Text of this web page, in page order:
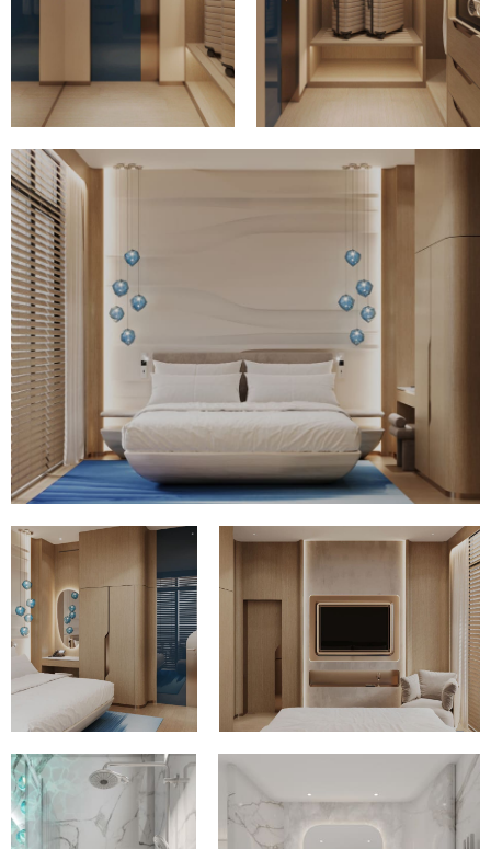
+7
Я соглашаюсь с
персональных данных
Отправить
Написать в Telegram
Россия
+7 (495) 120-78-98
Como CO, via Gaggi 2
Б. Палашёвский переулок, 1/14с1
info@latmosfera-buro.com
О бюро
Услуги
Портфолио
© 2005-2026. «L'atmosfera buro» Все права защищены.
Политика конфиденциальности